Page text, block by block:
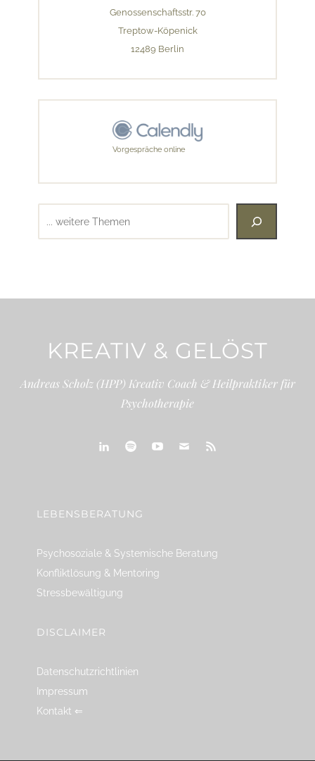
Genossenschaftsstr. 70
Treptow-Köpenick
12489 Berlin
Vorgespräche online
KREATIV & GELÖST
Andreas Scholz (HPP) Kreativ Coach & Heilpraktiker für
Psychotherapie
LEBENSBERATUNG
Psychosoziale & Systemische Beratung
Konfliktlösung & Mentoring
Stressbewältigung
DISCLAIMER
Datenschutzrichtlinien
Impressum
Kontakt ⇐